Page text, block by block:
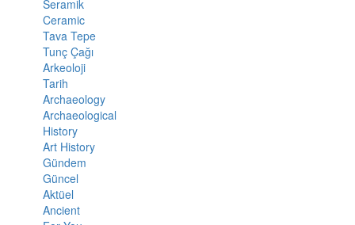
Seramik
Ceramic
Tava Tepe
Tunç Çağı
Arkeoloji
Tarih
Archaeology
Archaeological
History
Art History
Gündem
Güncel
Aktüel
Ancient